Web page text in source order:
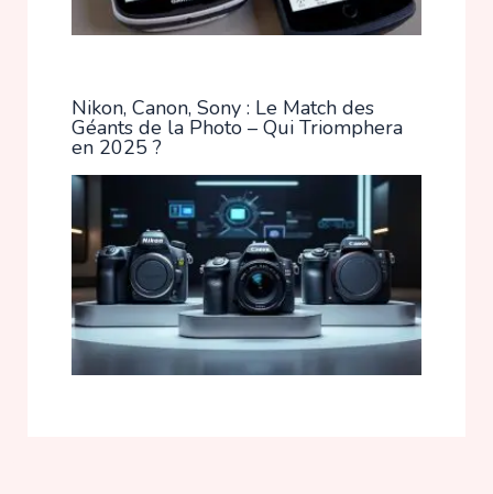
Nikon, Canon, Sony : Le Match des
Géants de la Photo – Qui Triomphera
en 2025 ?